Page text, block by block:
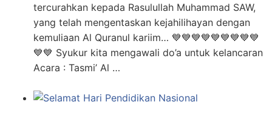
tercurahkan kepada Rasulullah Muhammad SAW,
yang telah mengentaskan kejahilihayan dengan
kemuliaan Al Quranul kariim… 💙💙💙💙💙💙💙💙💙
💙💙 Syukur kita mengawali do’a untuk kelancaran
Acara : Tasmi’ Al …